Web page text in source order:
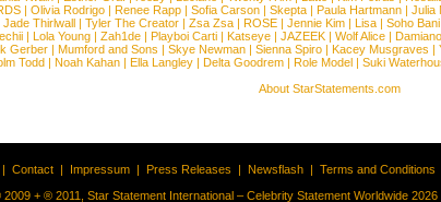
| Olivia Rodrigo | Renee Rapp | Sofia Carson | Skepta | Paula Hartmann | Julia
Jade Thirlwall| Tyler The Creator| Zsa Zsa| ROSE| Jennie Kim| Lisa| Soho Bani
| Lola Young | Zah1de | Playboi Carti | Katseye | JAZEEK | Wolf Alice |
Gerber | Mumford and Sons | Skye Newman | Sienna Spiro | Kacey Musgraves |
Todd | Noah Kahan | Ella Langley | Delta Goodrem | Role Model | Suki
About StarStatements.com
| Contact | Impressum | Press Releases | Newsflash | Terms and Conditions
2009 + ® 2011, Star Statement International – Celebrity Statement Worldwide 2026